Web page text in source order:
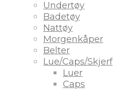
Undertøy
Badetøy
Nattøy
Morgenkåper
Belter
Lue/Caps/Skjerf
Luer
Caps